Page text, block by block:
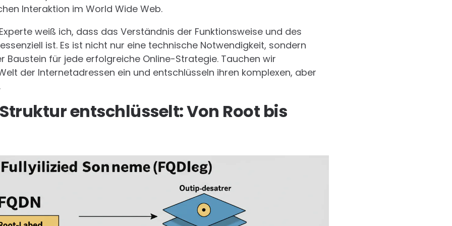
Interaktion im World Wide Web.
weiß ich, dass das Verständnis der Funktionsweise und des
ist. Es ist nicht nur eine technische Notwendigkeit, sondern
Baustein für jede erfolgreiche Online-Strategie. Tauchen wir
der Internetadressen ein und entschlüsseln ihren komplexen, aber
entschlüsselt: Von Root bis